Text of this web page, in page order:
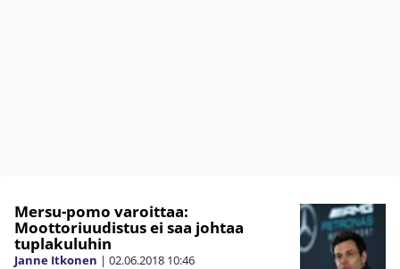
Mersu-pomo varoittaa:
Moottoriuudistus ei saa johtaa
tuplakuluhin
Janne Itkonen | 02.06.2018 10:46